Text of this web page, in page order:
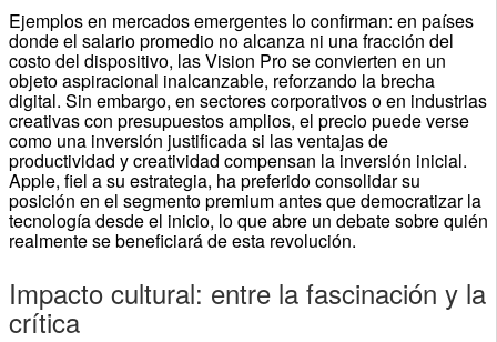
Ejemplos en mercados emergentes lo confirman: en países
donde el salario promedio no alcanza ni una fracción del
costo del dispositivo, las Vision Pro se convierten en un
objeto aspiracional inalcanzable, reforzando la brecha
digital. Sin embargo, en sectores corporativos o en industrias
creativas con presupuestos amplios, el precio puede verse
como una inversión justificada si las ventajas de
productividad y creatividad compensan la inversión inicial.
Apple, fiel a su estrategia, ha preferido consolidar su
posición en el segmento premium antes que democratizar la
tecnología desde el inicio, lo que abre un debate sobre quién
realmente se beneficiará de esta revolución.
Impacto cultural: entre la fascinación y la
crítica